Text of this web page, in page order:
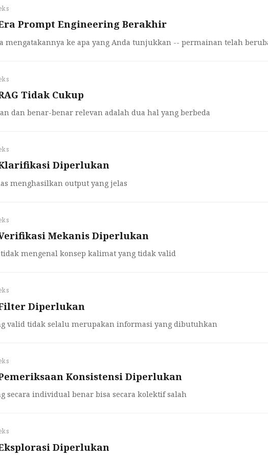
Prompt Engineering Berakhir
mengatakannya ke apa yang Anda tunjukkan -- permainan telah
Tidak Cukup
dan benar-benar relevan adalah dua hal yang berbeda
Diperlukan
menghasilkan output yang jelas
Mekanis Diperlukan
mengenal konsep kalimat yang tidak valid
Diperlukan
valid tidak selalu merupakan informasi yang dibutuhkan
Konsistensi Diperlukan
secara individual benar bisa secara kolektif salah
Diperlukan